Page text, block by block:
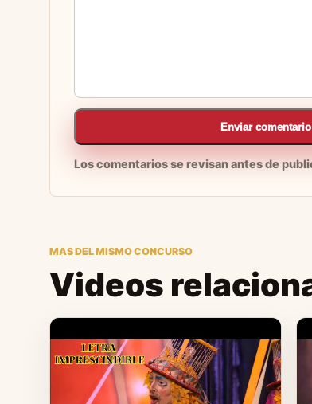
Enviar comentario
Los comentarios se revisan antes de
MAS DEL MISMO CONCURSO
Videos